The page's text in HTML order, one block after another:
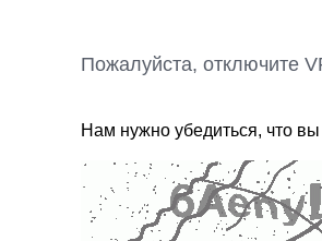
Пожалуйста, отключите
Нам нужно убедиться, что